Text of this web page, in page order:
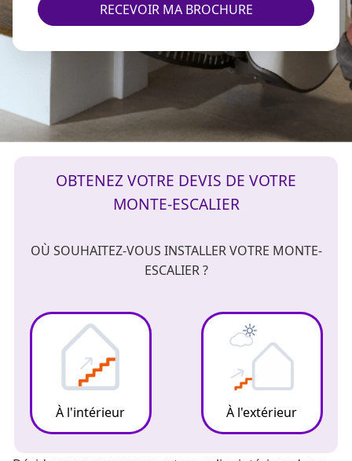
RECEVOIR MA BROCHURE
OBTENEZ VOTRE DEVIS DE VOTRE
MONTE-ESCALIER
OÙ SOUHAITEZ-VOUS INSTALLER VOTRE MONTE-
ESCALIER ?
À l'intérieur À l'extérieur